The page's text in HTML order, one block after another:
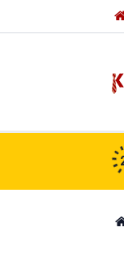
Gündemde!